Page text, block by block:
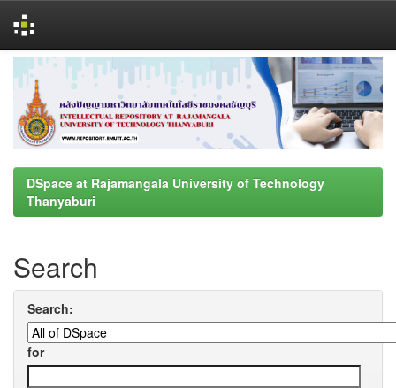
navigation
DSpace at Rajamangala University of Technology
Thanyaburi
Search
Search:
for